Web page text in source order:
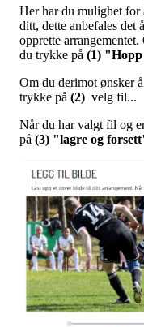
Her har du mulighet for
ditt, dette anbefales det
opprette
du trykke på (1)
Om du derimot ønsker
trykke på (2) velg fil...
Når du har valgt fil og
på (3) "lagre og